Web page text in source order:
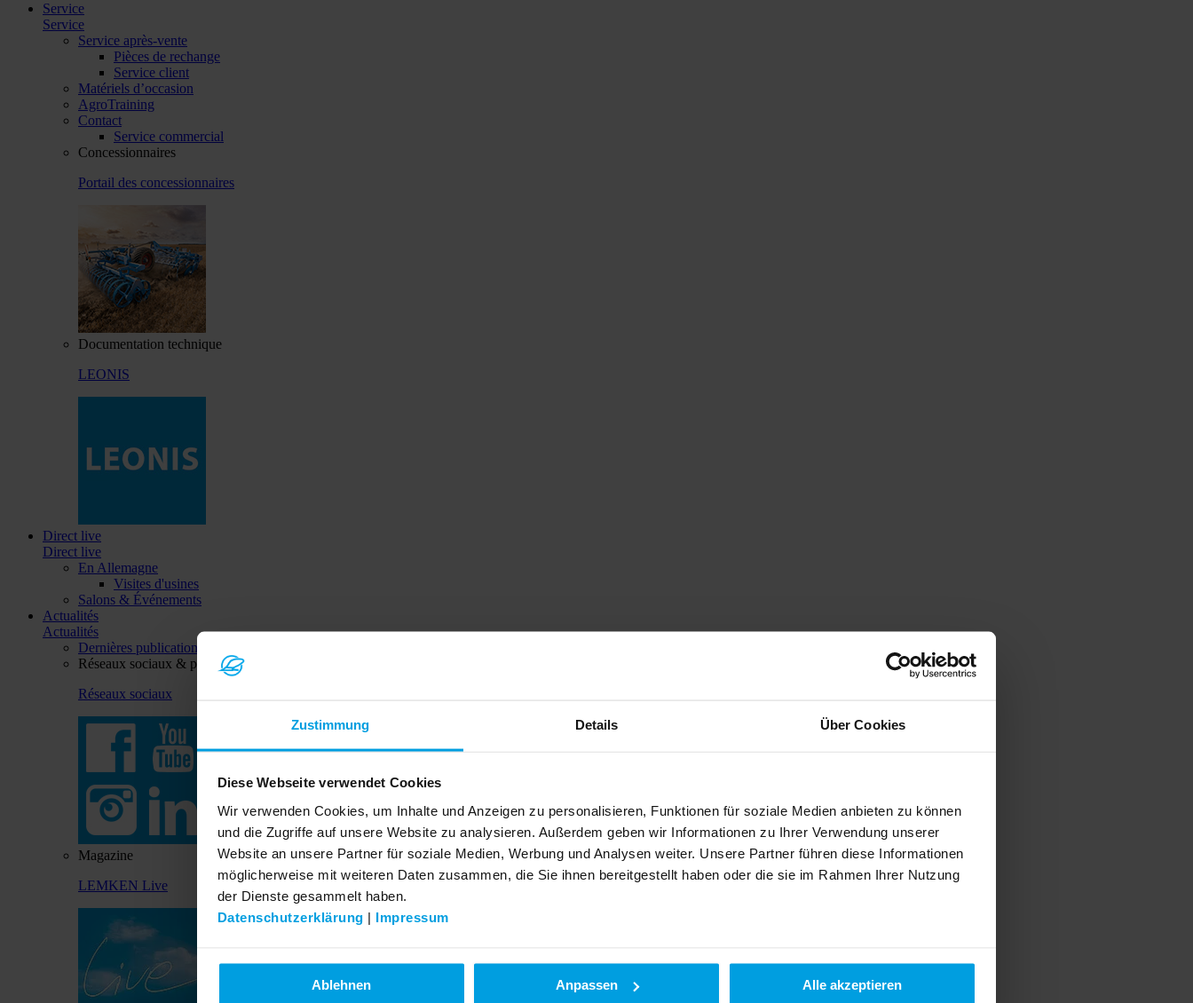
Zustimmung Details Über Cookies
Diese Webseite verwendet Cookies
Wir verwenden Cookies, um Inhalte und Anzeigen zu personalisieren, Funktionen für soziale Medien anbieten zu können
und die Zugriffe auf unsere Website zu analysieren. Außerdem geben wir Informationen zu Ihrer Verwendung unserer
Website an unsere Partner für soziale Medien, Werbung und Analysen weiter. Unsere Partner führen diese Informationen
möglicherweise mit weiteren Daten zusammen, die Sie ihnen bereitgestellt haben oder die sie im Rahmen Ihrer Nutzung
der Dienste gesammelt haben.
Datenschutzerklärung | Impressum
Ablehnen Anpassen Alle akzeptieren
Service
Service
Service après-vente
Pièces de rechange
Service client
Matériels d’occasion
AgroTraining
Contact
Service commercial
Concessionnaires
Portail des concessionnaires
Documentation technique
LEONIS
Direct live
Direct live
En Allemagne
Visites d'usines
Salons & Événements
Actualités
Actualités
Dernières publications
Réseaux sociaux & plus
Réseaux sociaux
Magazine
LEMKEN Live